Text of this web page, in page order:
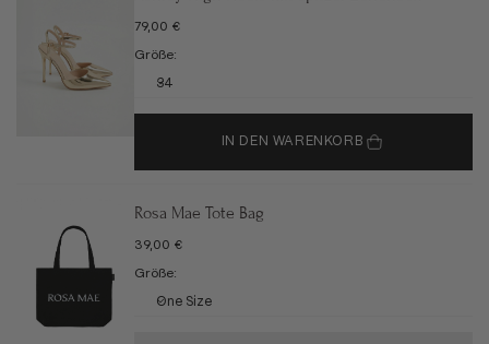
ANGEBOT
79,00 €
Größe:
34
IN DEN WARENKORB
Rosa Mae Tote Bag
ANGEBOT
39,00 €
Größe:
One Size